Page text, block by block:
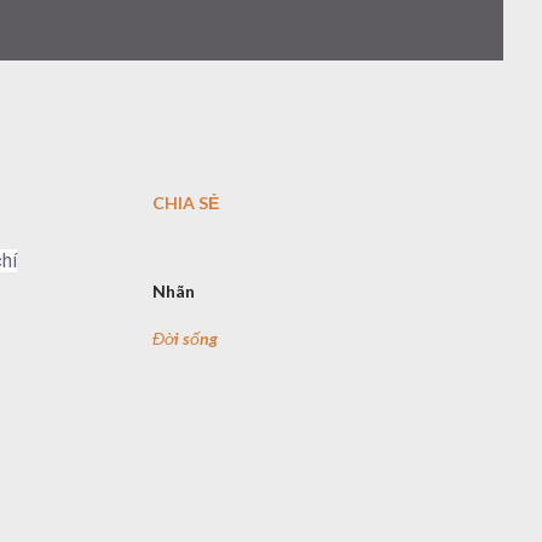
CHIA SẺ
Nhãn
Đời sống